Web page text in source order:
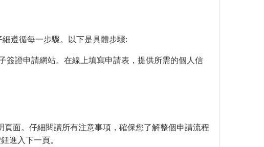
遵循每一步驟。以下是具體步驟:
簽證申請網站。在線上填寫申請表，提供所需的個人信
面。仔細閱讀所有注意事項，確保您了解整個申請流程
進入下一頁。